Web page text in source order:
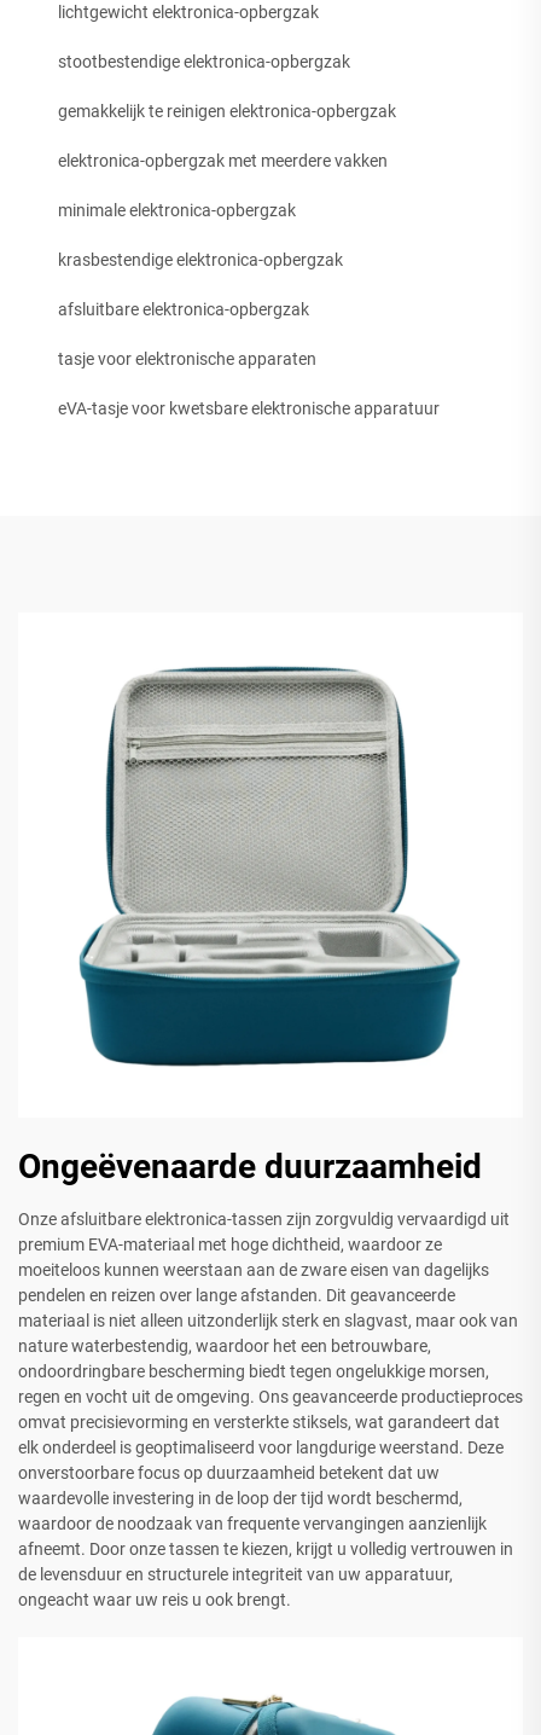
lichtgewicht elektronica-opbergzak
stootbestendige elektronica-opbergzak
gemakkelijk te reinigen elektronica-opbergzak
elektronica-opbergzak met meerdere vakken
minimale elektronica-opbergzak
krasbestendige elektronica-opbergzak
afsluitbare elektronica-opbergzak
tasje voor elektronische apparaten
eVA-tasje voor kwetsbare elektronische apparatuur
Ongeëvenaarde duurzaamheid
Onze afsluitbare elektronica-tassen zijn zorgvuldig vervaardigd uit
premium EVA-materiaal met hoge dichtheid, waardoor ze
moeiteloos kunnen weerstaan aan de zware eisen van dagelijks
pendelen en reizen over lange afstanden. Dit geavanceerde
materiaal is niet alleen uitzonderlijk sterk en slagvast, maar ook van
nature waterbestendig, waardoor het een betrouwbare,
ondoordringbare bescherming biedt tegen ongelukkige morsen,
regen en vocht uit de omgeving. Ons geavanceerde productieproces
omvat precisievorming en versterkte stiksels, wat garandeert dat
elk onderdeel is geoptimaliseerd voor langdurige weerstand. Deze
onverstoorbare focus op duurzaamheid betekent dat uw
waardevolle investering in de loop der tijd wordt beschermd,
waardoor de noodzaak van frequente vervangingen aanzienlijk
afneemt. Door onze tassen te kiezen, krijgt u volledig vertrouwen in
de levensduur en structurele integriteit van uw apparatuur,
ongeacht waar uw reis u ook brengt.